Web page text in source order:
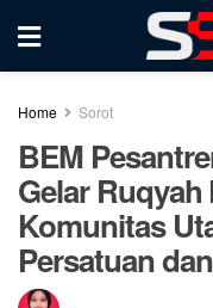
Home Sorot
BEM
Gelar
Komunitas
Persatuan